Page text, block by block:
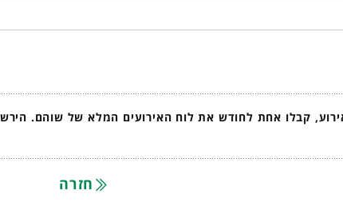
קבלו אחת לחודש את לוח האירועים המלא של שוהם.
חזרה